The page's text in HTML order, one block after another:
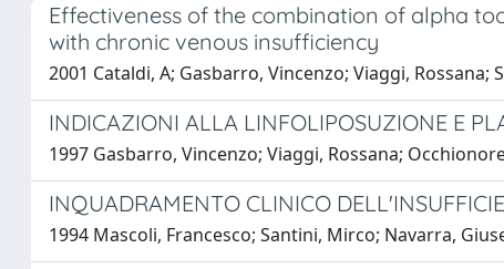
Effectiveness of the combination of alpha
with chronic venous insufficiency
2001 Cataldi, A; Gasbarro, Vincenzo; Viaggi,
INDICAZIONI ALLA LINFOLIPOSUZIONE E
1997 Gasbarro, Vincenzo; Viaggi, Rossana;
INQUADRAMENTO CLINICO
1994 Mascoli, Francesco; Santini, Mirco; Navarra,